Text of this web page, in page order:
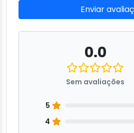
Enviar
0.0
Sem avaliações
5
4